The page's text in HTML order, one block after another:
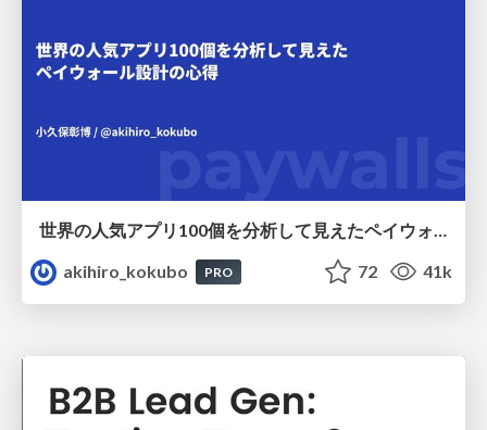
akihiro_kokubo
PRO 72 41k